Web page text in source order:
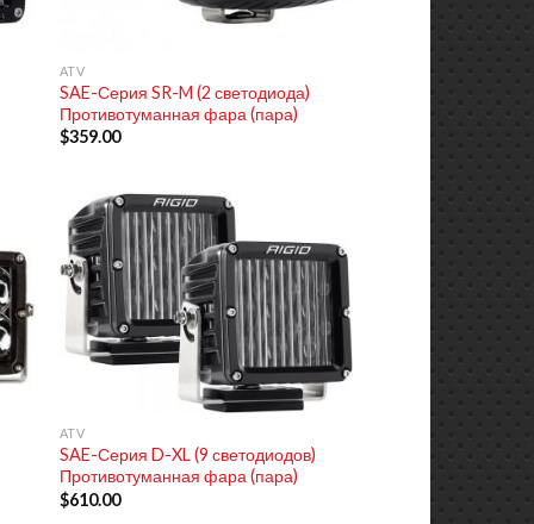
ATV
SAE-Серия SR-M (2 светодиода)
Противотуманная фара (пара)
$359.00
ATV
SAE-Серия D-XL (9 светодиодов)
Противотуманная фара (пара)
$610.00